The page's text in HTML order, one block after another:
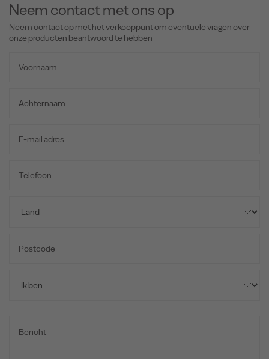
Neem contact met ons op
Neem contact op met het verkooppunt om eventuele vragen over
onze producten beantwoord te hebben